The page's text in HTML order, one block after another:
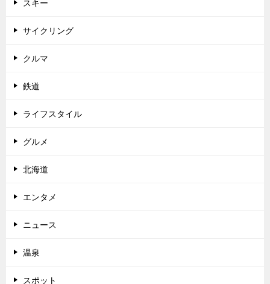
スキー
サイクリング
クルマ
鉄道
ライフスタイル
グルメ
北海道
エンタメ
ニュース
温泉
スポット